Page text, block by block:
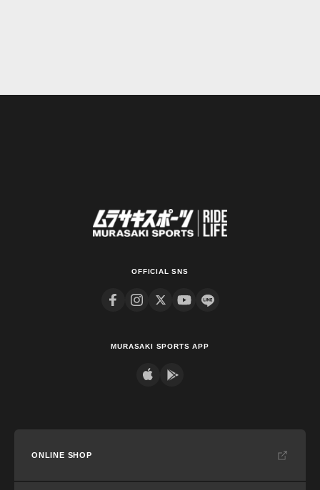
OFFICIAL SNS
MURASAKI SPORTS APP
ONLINE SHOP